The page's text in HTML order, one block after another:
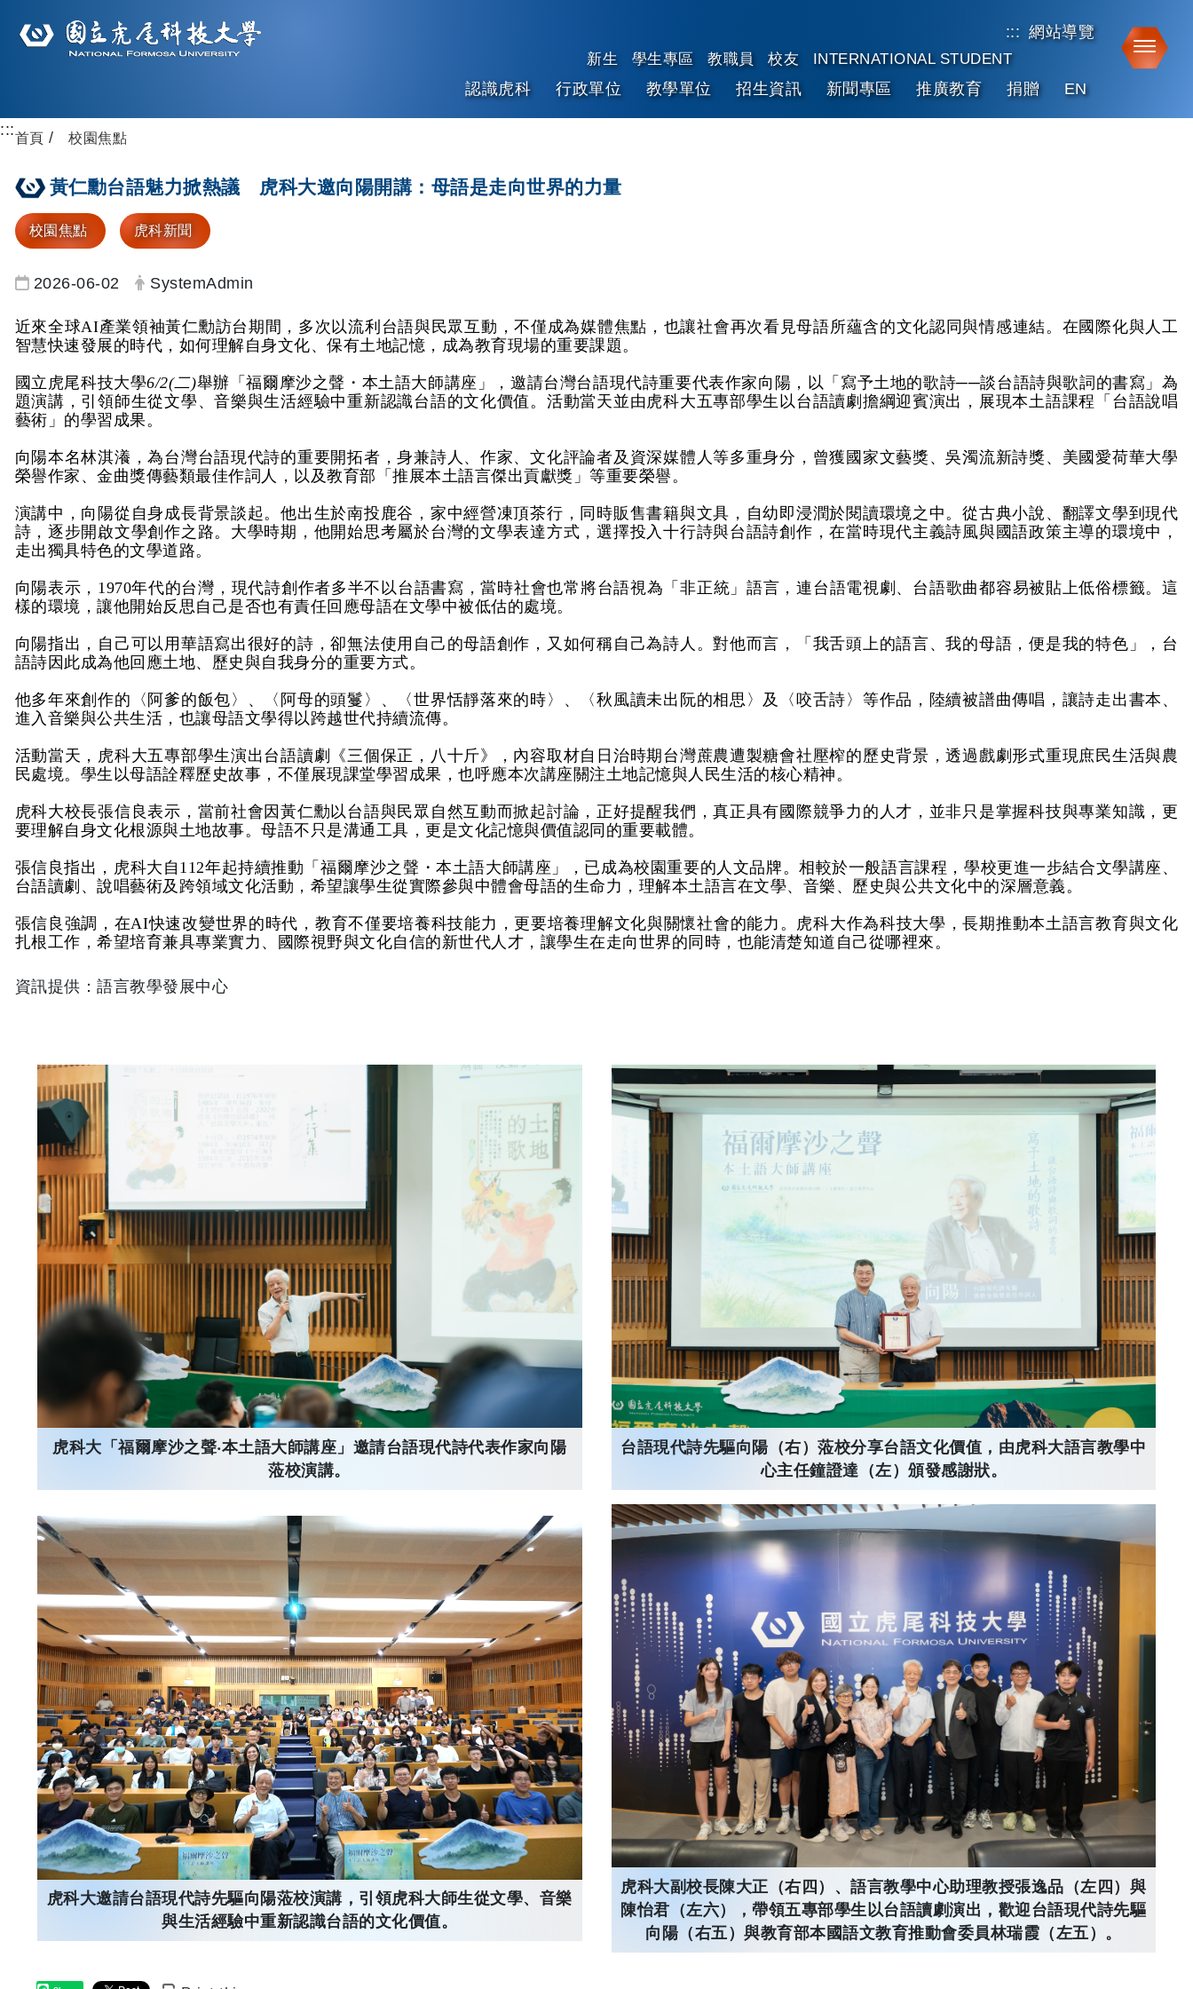
::: 網站導覽
新生 學生專區 教職員 校友 INTERNATIONAL STUDENT
認識虎科 行政單位 教學單位 招生資訊 新聞專區 推廣教育 捐贈 EN
:::首頁 校園焦點
黃仁勳台語魅力掀熱議 虎科大邀向陽開講：母語是走向世界的力量
校園焦點 虎科新聞
日期：
2026-06-02 發布者：
SystemAdmin
近來全球AI產業領袖黃仁勳訪台期間，多次以流利台語與民眾互動，不僅成為媒體焦點，也讓社會再次看見母語所蘊含的文化認同與情感連結。在國際化與人工
智慧快速發展的時代，如何理解自身文化、保有土地記憶，成為教育現場的重要課題。
國立虎尾科技大學6/2(二)舉辦「福爾摩沙之聲・本土語大師講座」，邀請台灣台語現代詩重要代表作家向陽，以「寫予土地的歌詩──談台語詩與歌詞的書寫」為
題演講，引領師生從文學、音樂與生活經驗中重新認識台語的文化價值。活動當天並由虎科大五專部學生以台語讀劇擔綱迎賓演出，展現本土語課程「台語說唱
藝術」的學習成果。
向陽本名林淇瀁，為台灣台語現代詩的重要開拓者，身兼詩人、作家、文化評論者及資深媒體人等多重身分，曾獲國家文藝獎、吳濁流新詩獎、美國愛荷華大學
榮譽作家、金曲獎傳藝類最佳作詞人，以及教育部「推展本土語言傑出貢獻獎」等重要榮譽。
演講中，向陽從自身成長背景談起。他出生於南投鹿谷，家中經營凍頂茶行，同時販售書籍與文具，自幼即浸潤於閱讀環境之中。從古典小說、翻譯文學到現代
詩，逐步開啟文學創作之路。大學時期，他開始思考屬於台灣的文學表達方式，選擇投入十行詩與台語詩創作，在當時現代主義詩風與國語政策主導的環境中，
走出獨具特色的文學道路。
向陽表示， 1970年代的台灣，現代詩創作者多半不以台語書寫，當時社會也常將台語視為「非正統」語言，連台語電視劇、台語歌曲都容易被貼上低俗標籤。這
樣的環境，讓他開始反思自己是否也有責任回應母語在文學中被低估的處境。
向陽指出，自己可以用華語寫出很好的詩，卻無法使用自己的母語創作，又如何稱自己為詩人。對他而言，「我舌頭上的語言、我的母語，便是我的特色」，台
語詩因此成為他回應土地、歷史與自我身分的重要方式。
他多年來創作的〈阿爹的飯包〉、〈阿母的頭鬘〉、〈世界恬靜落來的時〉、〈秋風讀未出阮的相思〉及〈咬舌詩〉等作品，陸續被譜曲傳唱，讓詩走出書本、
進入音樂與公共生活，也讓母語文學得以跨越世代持續流傳。
活動當天，虎科大五專部學生演出台語讀劇《三個保正，八十斤》，內容取材自日治時期台灣蔗農遭製糖會社壓榨的歷史背景，透過戲劇形式重現庶民生活與農
民處境。學生以母語詮釋歷史故事，不僅展現課堂學習成果，也呼應本次講座關注土地記憶與人民生活的核心精神。
虎科大校長張信良表示，當前社會因黃仁勳以台語與民眾自然互動而掀起討論，正好提醒我們，真正具有國際競爭力的人才，並非只是掌握科技與專業知識，更
要理解自身文化根源與土地故事。母語不只是溝通工具，更是文化記憶與價值認同的重要載體。
張信良指出，虎科大自 112年起持續推動「福爾摩沙之聲・本土語大師講座」，已成為校園重要的人文品牌。相較於一般語言課程，學校更進一步結合文學講座、
台語讀劇、說唱藝術及跨領域文化活動，希望讓學生從實際參與中體會母語的生命力，理解本土語言在文學、音樂、歷史與公共文化中的深層意義。
張信良強調，在AI快速改變世界的時代，教育不僅要培養科技能力，更要培養理解文化與關懷社會的能力。虎科大作為科技大學，長期推動本土語言教育與文化
扎根工作，希望培育兼具專業實力、國際視野與文化自信的新世代人才，讓學生在走向世界的同時，也能清楚知道自己從哪裡來。
資訊提供：語言教學發展中心
虎科大「福爾摩沙之聲‧本土語大師講座」邀請台語現代詩代表作家向陽
蒞校演講。
台語現代詩先驅向陽（右）蒞校分享台語文化價值，由虎科大語言教學中
心主任鐘證達（左）頒發感謝狀。
虎科大邀請台語現代詩先驅向陽蒞校演講，引領虎科大師生從文學、音樂
與生活經驗中重新認識台語的文化價值。
虎科大副校長陳大正（右四）、語言教學中心助理教授張逸品（左四）與
陳怡君（左六），帶領五專部學生以台語讀劇演出，歡迎台語現代詩先驅
向陽（右五）與教育部本國語文教育推動會委員林瑞霞（左五）。